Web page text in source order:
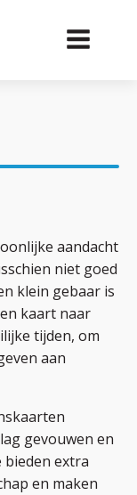
aandacht
niet goed
klein gebaar is
kaart naar
tijden, om
aan
gevouwen en
extra
en maken